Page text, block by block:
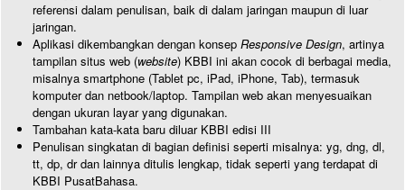
referensi dalam penulisan, baik di dalam jaringan maupun di luar
jaringan.
Aplikasi dikembangkan dengan konsep Responsive Design, artinya
tampilan situs web (website) KBBI ini akan cocok di berbagai media,
misalnya smartphone (Tablet pc, iPad, iPhone, Tab), termasuk
komputer dan netbook/laptop. Tampilan web akan menyesuaikan
dengan ukuran layar yang digunakan.
Tambahan kata-kata baru diluar KBBI edisi III
Penulisan singkatan di bagian definisi seperti misalnya: yg, dng, dl,
tt, dp, dr dan lainnya ditulis lengkap, tidak seperti yang terdapat di
KBBI PusatBahasa.